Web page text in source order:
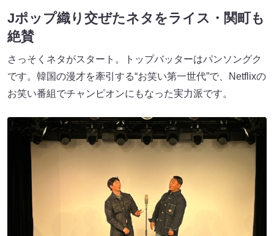
Jポップ織り交ぜたネタをライス・関町も
絶賛
さっそくネタがスタート。トップバッターはパンソングク
です。韓国の漫才を牽引する“お笑い第一世代”で、Netflixの
お笑い番組でチャンピオンにもなった実力派です。